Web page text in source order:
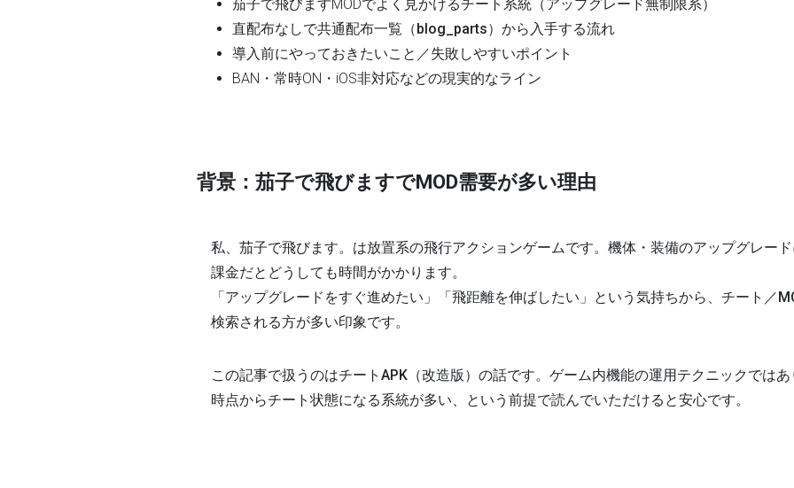
茄子で飛びますMODでよく見かけるチート系統（アップグレード無制限系）
直配布なしで共通配布一覧（blog_parts） から入手する流れ
導入前にやっておきたいこと／失敗しやすいポイント
BAN・常時ON・iOS非対応などの現実的なライン
背景：茄子で飛びますでMOD需要が多い理由
私、茄子で飛びます。は放置系の飛行アクションゲームです。機体・装備のアップグレー
課金だとどうしても時間がかかります。
「アップグレードをすぐ進めたい」「飛距離を伸ばしたい」という気持ちから、 チート／
検索される方が多い印象です。
この記事で扱うのはチートAPK（改造版） の話です。ゲーム内機能の運用テクニックでは
時点からチート状態になる系統が多い、という前提で読んでいただけると安心です。